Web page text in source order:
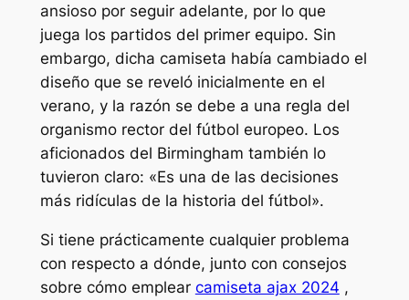
ansioso por seguir adelante, por lo que
juega los partidos del primer equipo. Sin
embargo, dicha camiseta había cambiado el
diseño que se reveló inicialmente en el
verano, y la razón se debe a una regla del
organismo rector del fútbol europeo. Los
aficionados del Birmingham también lo
tuvieron claro: «Es una de las decisiones
más ridículas de la historia del fútbol».
Si tiene prácticamente cualquier problema
con respecto a dónde, junto con consejos
sobre cómo emplear camiseta ajax 2024 ,